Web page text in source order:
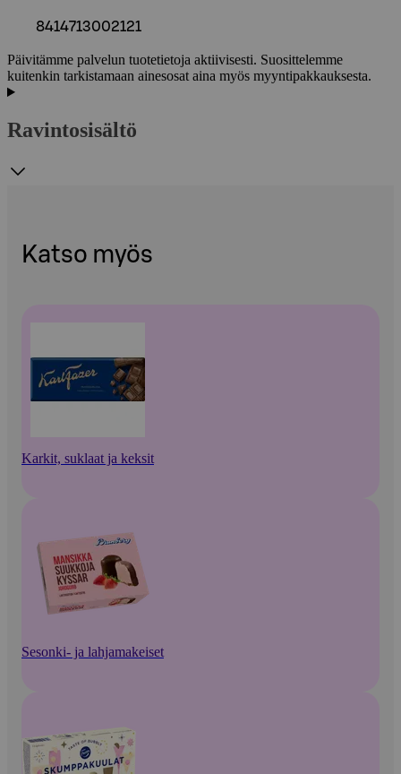
8414713002121
Päivitämme palvelun tuotetietoja aktiivisesti. Suosittelemme
kuitenkin tarkistamaan ainesosat aina myös myyntipakkauksesta.
Ravintosisältö
Katso myös
Karkit, suklaat ja keksit
Sesonki- ja lahjamakeiset